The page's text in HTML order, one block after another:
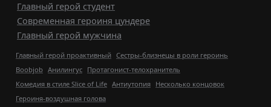
Главный герой студент
Современная героиня цундере
Главный герой мужчина
Главный герой проактивный Сестры-близнецы в роли героинь
Boobjob Анилингус Протагонист-телохранитель
Комедия в стиле Slice of Life Антиутопия Несколько концовок
Героиня-воздушная голова